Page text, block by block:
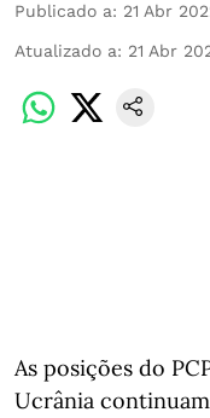
Publicado a: 21 Abr
Atualizado a: 21 Abr
As posições do
Ucrânia